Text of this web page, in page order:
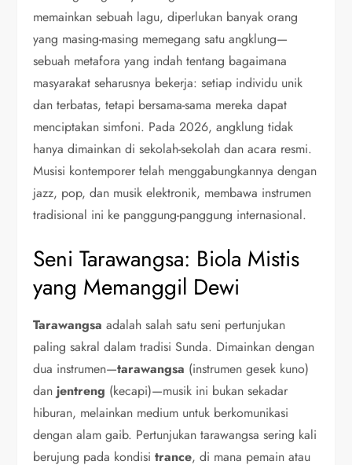
memainkan sebuah lagu, diperlukan banyak orang
yang masing-masing memegang satu angklung—
sebuah metafora yang indah tentang bagaimana
masyarakat seharusnya bekerja: setiap individu unik
dan terbatas, tetapi bersama-sama mereka dapat
menciptakan simfoni. Pada 2026, angklung tidak
hanya dimainkan di sekolah-sekolah dan acara resmi.
Musisi kontemporer telah menggabungkannya dengan
jazz, pop, dan musik elektronik, membawa instrumen
tradisional ini ke panggung-panggung internasional.
Seni Tarawangsa: Biola Mistis
yang Memanggil Dewi
Tarawangsa adalah salah satu seni pertunjukan
paling sakral dalam tradisi Sunda. Dimainkan dengan
dua instrumen—tarawangsa (instrumen gesek kuno)
danjentreng (kecapi)—musik ini bukan sekadar
hiburan, melainkan medium untuk berkomunikasi
dengan alam gaib. Pertunjukan tarawangsa sering kali
berujung pada kondisitrance, di mana pemain atau